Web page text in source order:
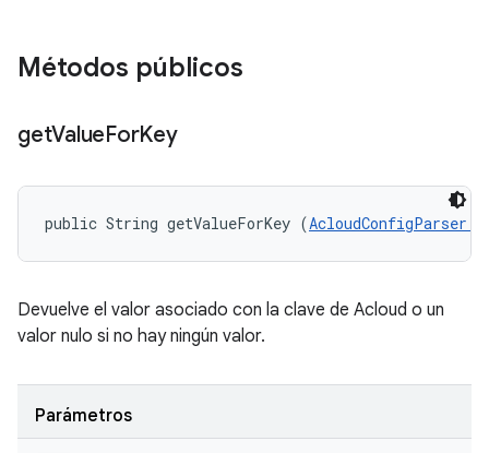
Métodos públicos
getValueForKey
public String getValueForKey (
Devuelve el valor asociado con la clave de Acloud o un
valor nulo si no hay ningún valor.
Parámetros